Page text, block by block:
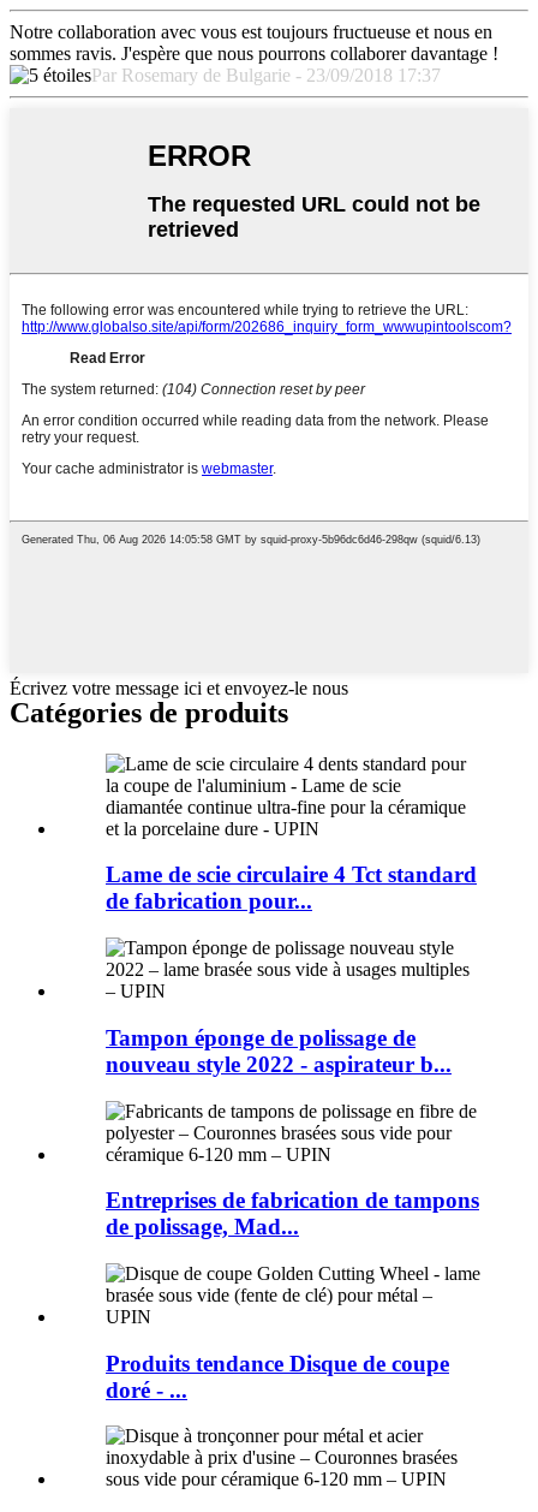
Notre collaboration avec vous est toujours fructueuse et nous en
sommes ravis. J'espère que nous pourrons collaborer davantage !
Par Rosemary de Bulgarie - 23/09/2018 17:37
Écrivez votre message ici et envoyez-le nous
Catégories de produits
Lame de scie circulaire 4 Tct standard
de fabrication pour...
Tampon éponge de polissage de
nouveau style 2022 - aspirateur b...
Entreprises de fabrication de tampons
de polissage, Mad...
Produits tendance Disque de coupe
doré - ...